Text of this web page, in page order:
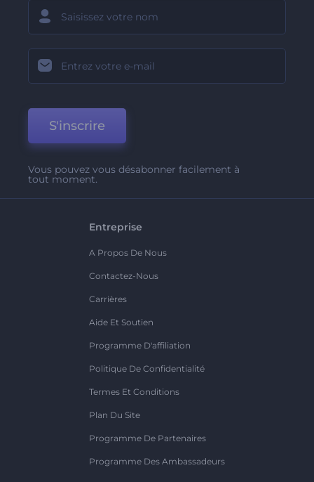
S'inscrire
Vous pouvez vous désabonner facilement à
tout moment.
Entreprise
A Propos De Nous
Contactez-Nous
Carrières
Aide Et Soutien
Programme D'affiliation
Politique De Confidentialité
Termes Et Conditions
Plan Du Site
Programme De Partenaires
Programme Des Ambassadeurs